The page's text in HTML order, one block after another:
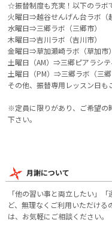
☆振替制度も充実！以下のラボ
火曜日⇒越谷せんげん台ラボ（
水曜日⇒三郷ラボ（三郷市）
木曜日⇒吉川ラボ（吉川市）
金曜日⇒草加瀬崎ラボ（草加市）
土曜日（AM）⇒三郷ピアラシテ
土曜日（PM）⇒三郷ラボ（三郷
その他、振替専用レッスン日も
※定員に限りがあり、ご希望の
下さい。
月謝について
「他の習い事と両立したい」
ど、無理なくご利用いただけ
は、お気軽にご相談ください。